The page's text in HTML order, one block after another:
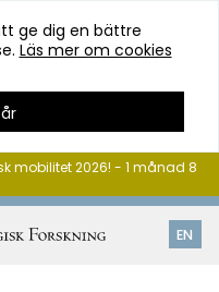
ge dig en bättre
Läs mer om cookies
EN
mobilitet 2026! - 1 månad 8